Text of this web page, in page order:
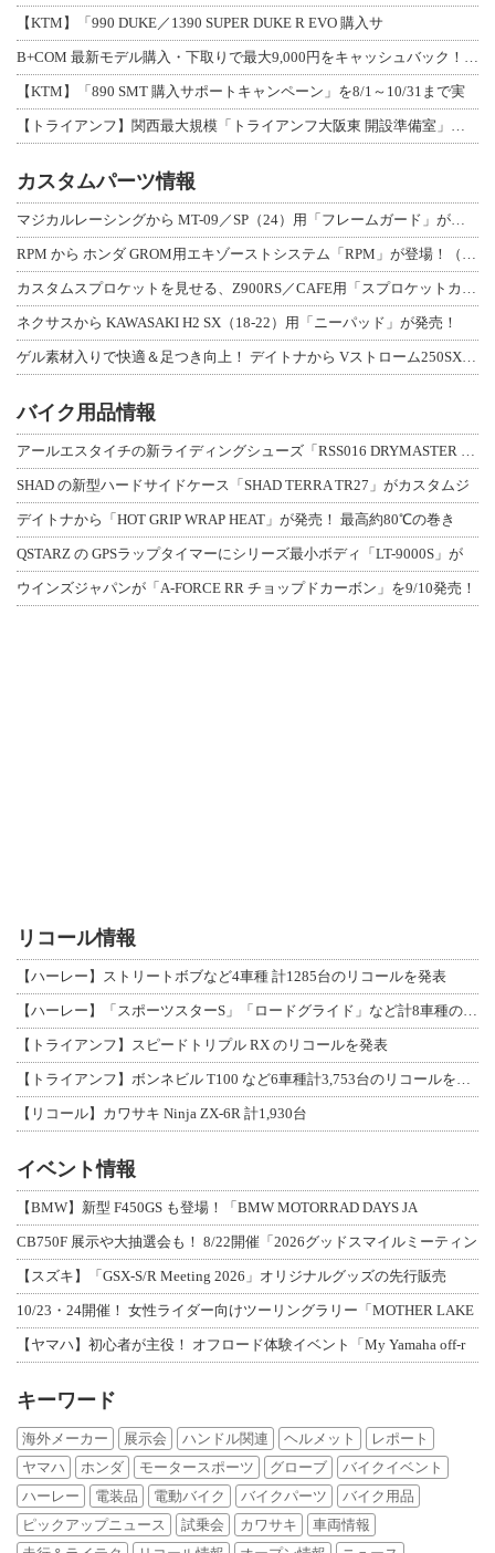
【KTM】「990 DUKE／1390 SUPER DUKE R EVO 購入サ
B+COM 最新モデル購入・下取りで最大9,000円をキャッシュバック！「B+F
【KTM】「890 SMT 購入サポートキャンペーン」を8/1～10/31まで実
【トライアンフ】関西最大規模「トライアンフ大阪東 開設準備室」がオープン！ 限定
カスタムパーツ情報
マジカルレーシングから MT-09／SP（24）用「フレームガード」が登場！
RPM から ホンダ GROM用エキゾーストシステム「RPM」が登場！（動画あり
カスタムスプロケットを見せる、Z900RS／CAFE用「スプロケットカバーフルキ
ネクサスから KAWASAKI H2 SX（18-22）用「ニーパッド」が発売！
ゲル素材入りで快適＆足つき向上！ デイトナから Vストローム250SX用「快適ロ
バイク用品情報
アールエスタイチの新ライディングシューズ「RSS016 DRYMASTER スト
SHAD の新型ハードサイドケース「SHAD TERRA TR27」がカスタムジ
デイトナから「HOT GRIP WRAP HEAT」が発売！ 最高約80℃の巻き
QSTARZ の GPSラップタイマーにシリーズ最小ボディ「LT-9000S」が
ウインズジャパンが「A-FORCE RR チョップドカーボン」を9/10発売！
リコール情報
【ハーレー】ストリートボブなど4車種 計1285台のリコールを発表
【ハーレー】「スポーツスターS」「ロードグライド」など計8車種のリコールを発表
【トライアンフ】スピードトリプル RX のリコールを発表
【トライアンフ】ボンネビル T100 など6車種計3,753台のリコールを発表
【リコール】カワサキ Ninja ZX-6R 計1,930台
イベント情報
【BMW】新型 F450GS も登場！「BMW MOTORRAD DAYS JA
CB750F 展示や大抽選会も！ 8/22開催「2026グッドスマイルミーティン
【スズキ】「GSX-S/R Meeting 2026」オリジナルグッズの先行販売
10/23・24開催！ 女性ライダー向けツーリングラリー「MOTHER LAKE
【ヤマハ】初心者が主役！ オフロード体験イベント「My Yamaha off-r
キーワード
海外メーカー 展示会 ハンドル関連 ヘルメット
レポート
ヤマハ
ホンダ モータースポーツ グローブ
バイクイベント
ハーレー
電装品 電動バイク バイクパーツ
バイク用品
ピックアップニュース
試乗会 カワサキ
車両情報